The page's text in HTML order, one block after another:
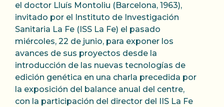
el doctor Lluís Montoliu (Barcelona, 1963),
invitado por el Instituto de Investigación
Sanitaria La Fe (ISS La Fe) el pasado
miércoles, 22 de junio, para exponer los
avances de sus proyectos desde la
introducción de las nuevas tecnologías de
edición genética en una charla precedida por
la exposición del balance anual del centre,
con la participación del director del IIS La Fe